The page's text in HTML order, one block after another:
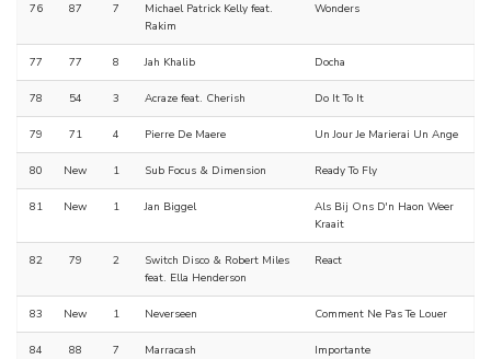
76 87 7
Michael Patrick Kelly feat.
Rakim
Wonders
77 77 8 Jah Khalib Docha
78 54 3 Acraze feat. Cherish Do It To It
79 71 4 Pierre De Maere Un Jour Je Marierai Un Ange
80 New 1 Sub Focus & Dimension Ready To Fly
81 New 1 Jan Biggel
Als Bij Ons D'n Haon Weer
Kraait
82 79 2
Switch Disco & Robert Miles
feat. Ella Henderson
React
83 New 1 Neverseen Comment Ne Pas Te Louer
84 88 7 Marracash Importante